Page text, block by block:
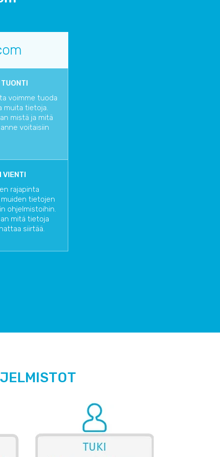
voimme tuoda
muita tietoja.
mistä ja mitä
voitaisiin
VIENTI
rajapinta
tietojen
ohjelmistoihin.
mitä tietoja
siirtää.